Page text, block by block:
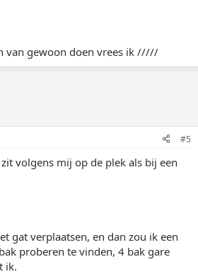
van gewoon doen vrees ik /////
#5
volgens mij op de plek als bij een
gat verplaatsen, en dan zou ik een
proberen te vinden, 4 bak gare
ik.